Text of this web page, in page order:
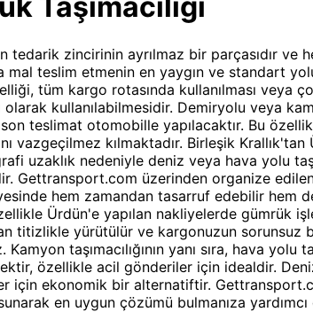
tedarik zincirinin ayrılmaz bir parçasıdır ve
mal teslim etmenin en yaygın ve standart
tüm kargo rotasında kullanılması veya
kullanılabilmesidir. Demiryolu veya
teslimat otomobille yapılacaktır. Bu
vazgeçilmez kılmaktadır. Birleşik Krallık'tan
uzaklık nedeniyle deniz veya hava yolu
Gettransport.com üzerinden organize
hem zamandan tasarruf edebilir hem
Ürdün'e yapılan nakliyelerde gümrük
titizlikle yürütülür ve kargonuzun sorunsuz
taşımacılığının yanı sıra, hava yolu
özellikle acil gönderiler için idealdir.
için ekonomik bir alternatiftir.
en uygun çözümü bulmanıza